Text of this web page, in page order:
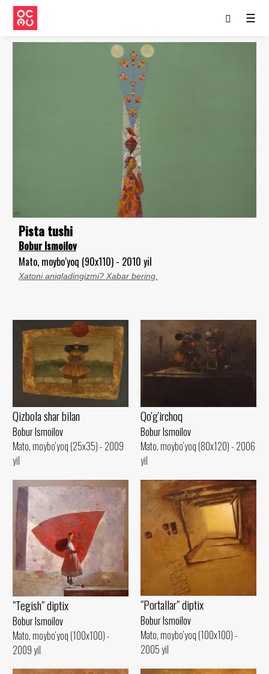
☰
Pista tushi
Bobur Ismoilov
Mato, moybo‘yoq (90x110) - 2010 yil
Xatoni aniqladingizmi? Xabar bering.
Qizbola shar bilan
Bobur Ismoilov
Mato, moybo‘yoq (25x35) - 2009
yil
Qo'g'irchoq
Bobur Ismoilov
Mato, moybo‘yoq (80x120) - 2006
yil
"Tegish" diptix
Bobur Ismoilov
Mato, moybo‘yoq (100x100) -
2009 yil
"Portallar" diptix
Bobur Ismoilov
Mato, moybo‘yoq (100x100) -
2005 yil